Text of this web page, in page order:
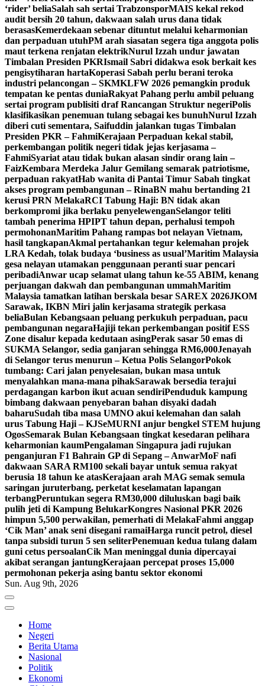
‘rider’ beliaSalah sah sertai TrabzonsporMAIS kekal rekod
audit bersih 20 tahun, dakwaan salah urus dana tidak
berasasKemerdekaan sebenar dituntut melalui keharmonian
dan perpaduan utuhPM arah siasatan segera tiga anggota polis
maut terkena renjatan elektrikNurul Izzah undur jawatan
Timbalan Presiden PKRIsmail Sabri didakwa esok berkait kes
pengisytiharan hartaKoperasi Sabah perlu berani teroka
industri pelancongan – SKMKLFW 2026 pemangkin produk
tempatan ke pentas duniaRakyat Pahang perlu ambil peluang
sertai program publisiti draf Rancangan Struktur negeriPolis
klasifikasikan penemuan tulang sebagai kes bunuhNurul Izzah
diberi cuti sementara, Saifuddin jalankan tugas Timbalan
Presiden PKR – FahmiKerajaan Perpaduan kekal stabil,
perkembangan politik negeri tidak jejas kerjasama –
FahmiSyariat atau tidak bukan alasan sindir orang lain –
FaizKembara Merdeka Jalur Gemilang semarak patriotisme,
perpaduan rakyatHab wanita di Pantai Timur Sabah tingkat
akses program pembangunan – RinaBN mahu bertanding 21
kerusi PRN MelakaRCI Tabung Haji: BN tidak akan
berkompromi jika berlaku penyelewenganSelangor teliti
tambah penerima HPIPT tahun depan, perhalusi tempoh
permohonanMaritim Pahang rampas bot nelayan Vietnam,
hasil tangkapanAkmal pertahankan tegur kelemahan projek
LRA Kedah, tolak budaya ‘business as usual’Maritim Malaysia
gesa nelayan utamakan penggunaan peranti suar pencari
peribadiAnwar ucap selamat ulang tahun ke-55 ABIM, kenang
perjuangan dakwah dan pembangunan ummahMaritim
Malaysia tamatkan latihan berskala besar SAREX 2026JKOM
Sarawak, IKBN Miri jalin kerjasama strategik perkasa
beliaBulan Kebangsaan peluang perkukuh perpaduan, pacu
pembangunan negaraHajiji tekan perkembangan positif ESS
Zone disalur kepada kedutaan asingPerak sasar 50 emas di
SUKMA Selangor, sedia ganjaran sehingga RM6,000Jenayah
di Selangor terus menurun – Ketua Polis SelangorPokok
tumbang: Cari jalan penyelesaian, bukan masa untuk
menyalahkan mana-mana pihakSarawak bersedia terajui
perdagangan karbon ikut acuan sendiriPenduduk kampung
bimbang dakwaan penyebaran bahan disyaki dadah
baharuSudah tiba masa UMNO akui kelemahan dan salah
urus Tabung Haji – KJSeMURNI anjur bengkel STEM hujung
OgosSemarak Bulan Kebangsaan tingkat kesedaran pelihara
keharmonian kaumPengalaman Singapura jadi rujukan
penganjuran F1 Bahrain GP di Sepang – AnwarMoF nafi
dakwaan SARA RM100 sekali bayar untuk semua rakyat
berusia 18 tahun ke atasKerajaan arah MAG semak semula
saringan juruterbang, perketat keselamatan lapangan
terbangPeruntukan segera RM30,000 diluluskan bagi baik
pulih jeti di Kampung BelukarKongres Nasional PKR 2026
himpun 5,500 perwakilan, pemerhati di MelakaFahmi anggap
‘Cik Man’ anak seni disegani ramaiHarga runcit petrol, diesel
tanpa subsidi turun 5 sen seliterPenemuan kedua tulang dalam
guni cetus persoalanCik Man meninggal dunia dipercayai
akibat serangan jantungKerajaan percepat proses 15,000
permohonan pekerja asing bantu sektor ekonomi
Sun. Aug 9th, 2026
Home
Negeri
Berita Utama
Nasional
Politik
Ekonomi